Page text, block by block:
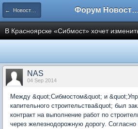
← Новости рынка недвижимости Форум
В Красноярске «Сибмост» хочет
NAS
04 Sep 2014
Между &quot;Сибмостом&quot; и
капительного строительства&quot; был
контракт на выполнение работ по
через железнодорожную дорогу. Согласно